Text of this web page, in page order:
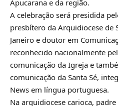
Apucarana e da região.
A celebração será presidida
presbítero da Arquidiocese de
Janeiro e doutor em
reconhecido nacionalmente
comunicação da Igreja e
comunicação da Santa Sé,
News em língua portuguesa.
Na arquidiocese carioca,